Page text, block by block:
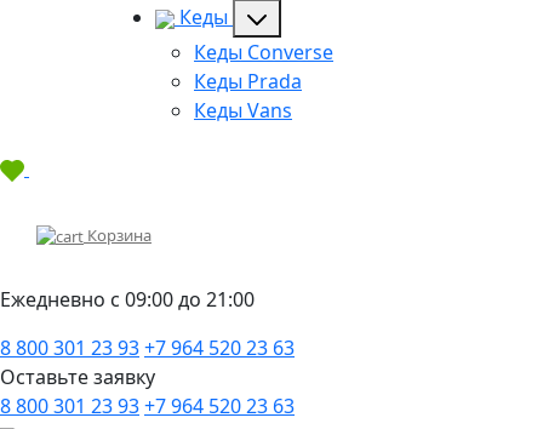
Кеды
Кеды Converse
Кеды Prada
Кеды Vans
Корзина
Ежедневно с 09:00 до 21:00
8 800 301 23 93+7 964 520 23 63
Оставьте заявку
8 800 301 23 93+7 964 520 23 63